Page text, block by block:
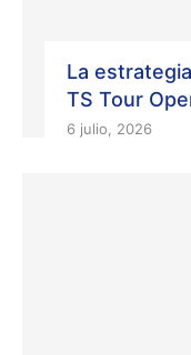
La
TS Tour
6 julio, 2026